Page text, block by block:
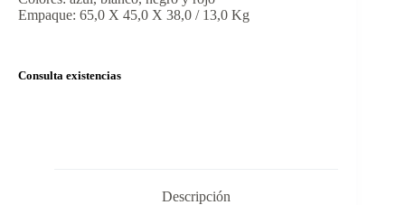
Empaque: 65,0 X 45,0 X 38,0 / 13,0 Kg
Consulta existencias
Descripción